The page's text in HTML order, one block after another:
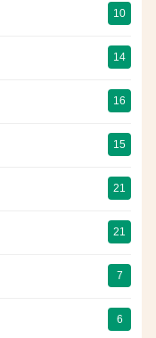
10
14
16
15
21
21
7
6